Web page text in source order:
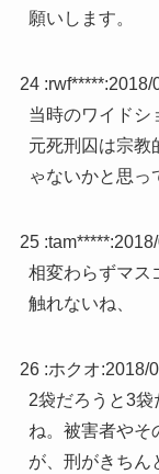
願いします。
24 :rwf*****:2018/
当時のワイドシ
元死刑囚は宗教
ゃないかと思っ
25 :tam*****:
相変わらずマス
触れないね、
26 :ホクオ:2018/
2袋だろうと3
ね。被害者やそ
が、刑がきちん